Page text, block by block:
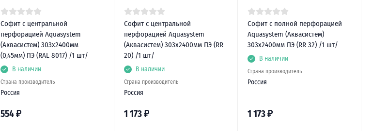
Софит с центральной
перфорацией Aquasystem
(Аквасистем) 303х2400мм
(0,45мм) ПЭ (RAL 8017) /1 шт/
В наличии
Страна производитель
Россия
554₽
Софит с центральной
перфорацией Aquasystem
(Аквасистем) 303х2400мм ПЭ (RR
20) /1 шт/
В наличии
Страна производитель
Россия
1 173₽
Софит с полной перфорацией
Aquasystem (Аквасистем)
303х2400мм ПЭ (RR 32) /1 шт/
В наличии
Страна производитель
Россия
1 173₽